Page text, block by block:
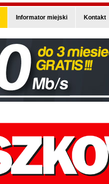
Informator miejski Kontakt